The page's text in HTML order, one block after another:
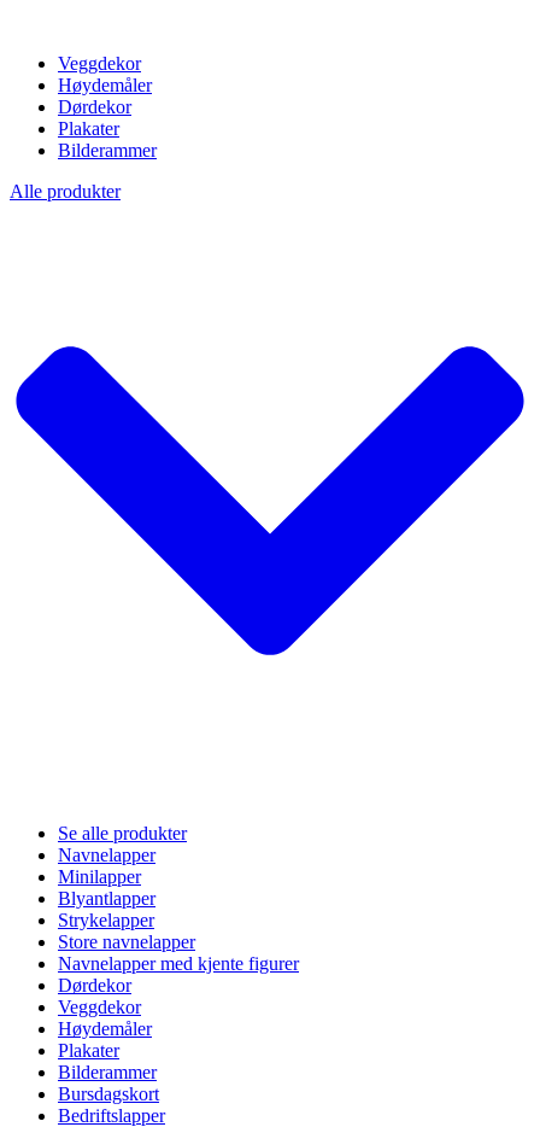
Veggdekor
Høydemåler
Dørdekor
Plakater
Bilderammer
Alle produkter
Se alle produkter
Navnelapper
Minilapper
Blyantlapper
Strykelapper
Store navnelapper
Navnelapper med kjente figurer
Dørdekor
Veggdekor
Høydemåler
Plakater
Bilderammer
Bursdagskort
Bedriftslapper